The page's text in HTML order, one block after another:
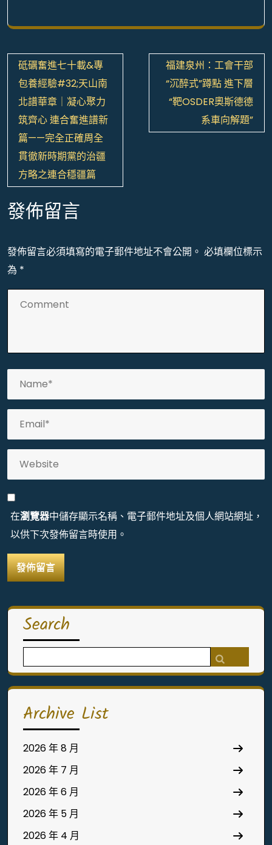
文
章
導
覽
砥礪奮進七十載&專
包養經驗#32;天山南
北譜華章｜凝心聚力
筑齊心 連合奮進譜新
篇——完全正確周全
貫徹新時期黨的治疆
方略之連合穩疆篇
福建泉州：工會干部
“沉醉式”蹲點 進下層
“靶OSDER奧斯德德
系車向解題”
發佈留言
發佈留言必須填寫的電子郵件地址不會公開。 必填欄位標示
為 *
在瀏覽器中儲存顯示名稱、電子郵件地址及個人網站網址，
以供下次發佈留言時使用。
Search
for:
Archive List
2026 年 8 月
2026 年 7 月
2026 年 6 月
2026 年 5 月
2026 年 4 月